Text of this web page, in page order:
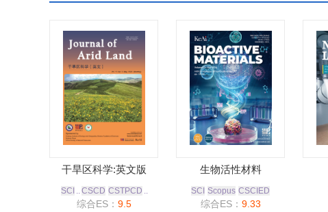
干旱区科学:英文版
SCI ..CSCD CSTPCD ..
综合ES： 9.5
生物活性材料
SCI Scopus CSCIED
综合ES： 9.33